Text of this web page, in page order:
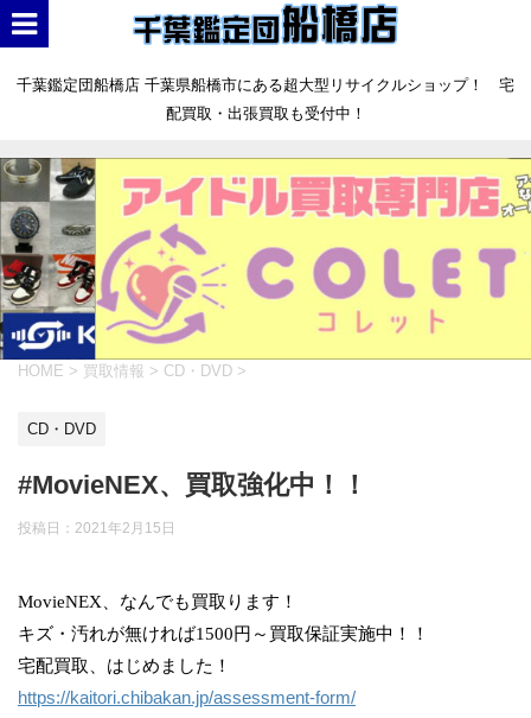
千葉鑑定団船橋店 千葉県船橋市にある超大型リサイクルショップ！ 宅
配買取・出張買取も受付中！
HOME > 買取情報 > CD・DVD >
CD・DVD
#MovieNEX、買取強化中！！
投稿日： 2021年2月15日
MovieNEX、なんでも買取ります！
キズ・汚れが無ければ1500円～買取保証実施中！！
宅配買取、はじめました！
https://kaitori.chibakan.jp/assessment-form/